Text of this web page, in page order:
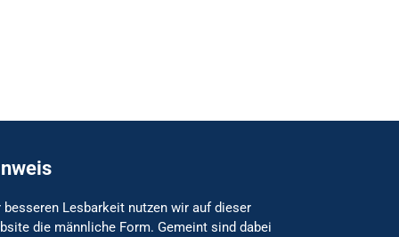
besseren Lesbarkeit nutzen wir auf dieser
die männliche Form. Gemeint sind dabei